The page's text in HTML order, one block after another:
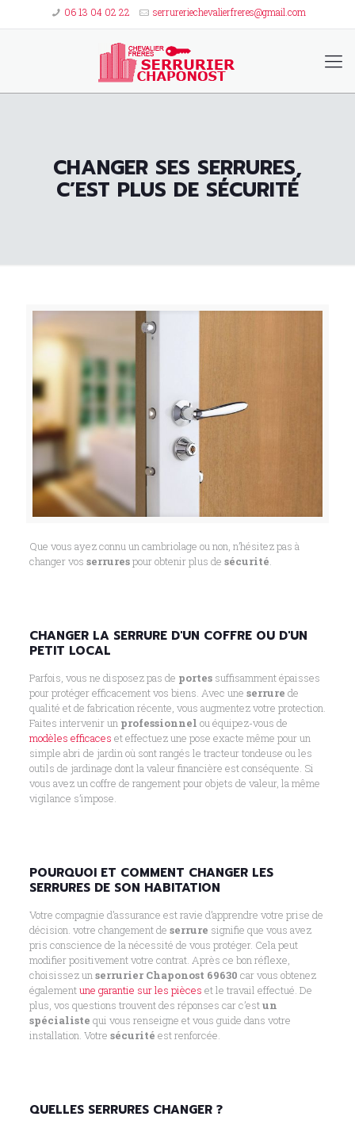
06 13 04 02 22 serrureriechevalierfreres@gmail.com
CHANGER SES SERRURES,
C’EST PLUS DE SÉCURITÉ
Que vous ayez connu un cambriolage ou non, n’hésitez pas à
changer vos serrurespour obtenir plus de sécurité
CHANGER LA SERRURE D'UN COFFRE OU D'UN
PETIT LOCAL
Parfois, vous ne disposez pas de portessuffisamment épaisses
pour protéger efficacement vos biens. Avec une serrure de
qualité et de fabrication récente, vous augmentez votre protection.
Faites intervenir un professionnel ou équipez-vous de
modèles efficaces et effectuez une pose exacte même pour un
simple abri de jardin où sont rangés le tracteur tondeuse ou les
outils de jardinage dont la valeur financière est conséquente. Si
vous avez un coffre de rangement pour objets de valeur, la même
vigilance s’impose.
POURQUOI ET COMMENT CHANGER LES
SERRURES DE SON HABITATION
Votre compagnie d’assurance est ravie d’apprendre votre prise de
décision. votre changement de serrure signifie que vous avez
pris conscience de la nécessité de vous protéger. Cela peut
modifier positivement votre contrat. Après ce bon réflexe,
choisissez un serrurier Chaponost 69630 car vous obtenez
égalementune garantie sur les pièces et le travail effectué. De
plus, vos questions trouvent des réponses car c’estun
spécialiste qui vous renseigne et vous guide dans votre
installation. Votre sécurité est renforcée.
QUELLES SERRURES CHANGER ?